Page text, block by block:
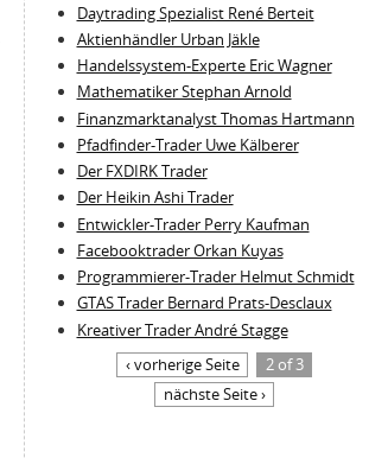
Daytrading Spezialist René Berteit
Aktienhändler Urban Jäkle
Handelssystem-Experte Eric Wagner
Mathematiker Stephan Arnold
Finanzmarktanalyst Thomas Hartmann
Pfadfinder-Trader Uwe Kälberer
Der FXDIRK Trader
Der Heikin Ashi Trader
Entwickler-Trader Perry Kaufman
Facebooktrader Orkan Kuyas
Programmierer-Trader Helmut Schmidt
GTAS Trader Bernard Prats-Desclaux
Kreativer Trader André Stagge
‹ vorherige Seite
2 of 3
nächste Seite ›